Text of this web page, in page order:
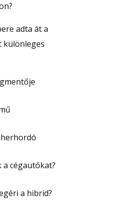
adta át a
különleges
cégautókat?
a hibrid?